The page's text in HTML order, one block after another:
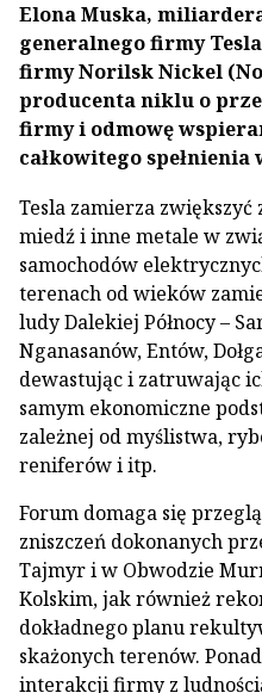
Elona Muska,
generalnego firmy
firmy Norilsk Nickel
producenta niklu o
firmy i odmowę
całkowitego
Tesla zamierza
miedź i inne metale w
samochodów
terenach od wieków
ludy Dalekiej Północy –
Nganasanów, Entów,
dewastując i zatruwając
samym ekonomiczne
zależnej od myślistwa,
reniferów i itp.
Forum domaga się
zniszczeń dokonanych
Tajmyr i w Obwodzie
Kolskim, jak również
dokładnego planu
skażonych terenów.
interakcji firmy z